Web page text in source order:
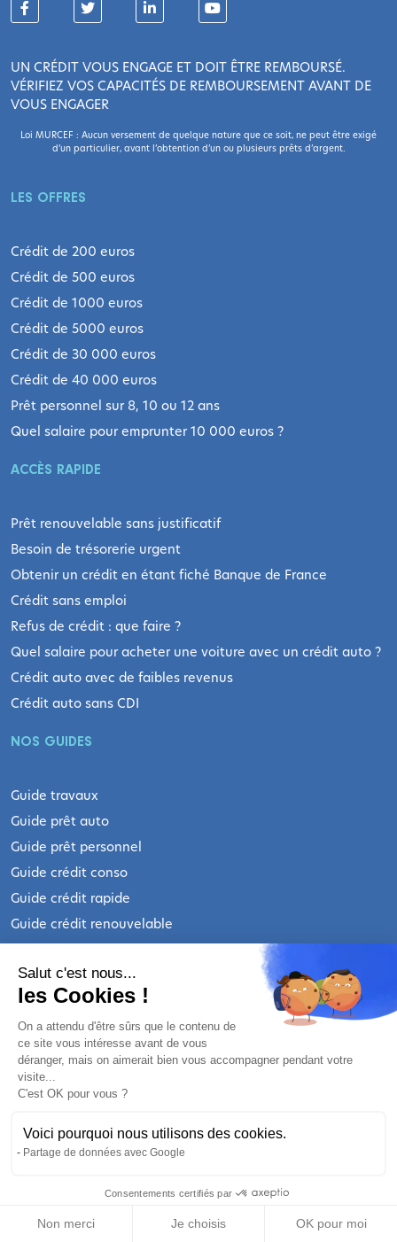
UN CRÉDIT VOUS ENGAGE ET DOIT ÊTRE REMBOURSÉ.
VÉRIFIEZ VOS CAPACITÉS DE REMBOURSEMENT AVANT DE
VOUS ENGAGER
Loi MURCEF : Aucun versement de quelque nature que ce soit, ne peut être exigé
d’un particulier, avant l’obtention d’un ou plusieurs prêts d’argent.
LES OFFRES
Crédit de 200 euros
Crédit de 500 euros
Crédit de 1000 euros
Crédit de 5000 euros
Crédit de 30 000 euros
Crédit de 40 000 euros
Prêt personnel sur 8, 10 ou 12 ans
Quel salaire pour emprunter 10 000 euros ?
ACCÈS RAPIDE
Prêt renouvelable sans justificatif
Besoin de trésorerie urgent
Obtenir un crédit en étant fiché Banque de France
Crédit sans emploi
Refus de crédit : que faire ?
Quel salaire pour acheter une voiture avec un crédit auto ?
Crédit auto avec de faibles revenus
Crédit auto sans CDI
NOS GUIDES
Guide travaux
Guide prêt auto
Guide prêt personnel
Guide crédit conso
Guide crédit rapide
Guide crédit renouvelable
Les actualités sur la consommation
INFORMATIONS LÉGALES
Qui sommes-nous ?
Nous contacter
Mentions légales
Mentions légales crédit renouvelable
Préférences cookies
Nos partenaires bancaires
Salut c'est nous...
les Cookies !
On a attendu d'être sûrs que le contenu de
ce site vous intéresse avant de vous
déranger, mais on aimerait bien vous accompagner pendant votre
visite...
C'est OK pour vous ?
Voici pourquoi nous utilisons des cookies.
Partage de données avec Google
Consentements certifiés par
Non merci Je choisis OK pour moi